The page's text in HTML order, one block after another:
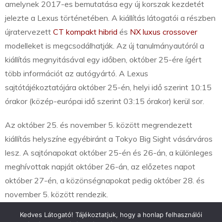
amelynek 2017-es bemutatása egy új korszak kezdetét
jelezte a Lexus történetében. A kiállítás látogatói a részben
újratervezett CT kompakt hibrid és NX luxus crossover
modelleket is megcsodálhatják. Az új tanulmányautóról a
kiállítás megnyitásával egy időben, október 25-ére ígért
több információt az autógyártó. A Lexus
sajtótájékoztatójára október 25-én, helyi idő szerint 10:15
órakor (közép-európai idő szerint 03:15 órakor) kerül sor.
Az október 25. és november 5. között megrendezett
kiállítás helyszíne egyébiránt a Tokyo Big Sight vásárváros
lesz. A sajtónapokat október 25-én és 26-án, a különleges
meghívottak napját október 26-án, az előzetes napot
október 27-én, a közönségnapokat pedig október 28. és
november 5. között rendezik.
Kedves Látogató! Tájékoztatjuk, hogy a honlap felhasználói